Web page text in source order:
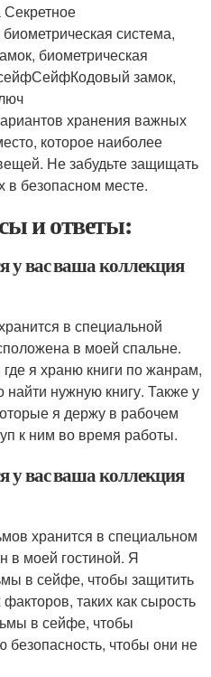
система,
биометрическая
замок,
хранения важных
которое наиболее
Не забудьте защищать
в безопасном месте.
и ответы:
у вас ваша коллекция
в специальной
в моей спальне.
я храню книги по жанрам,
найти нужную книгу. Также у
я держу в рабочем
к ним во время работы.
у вас ваша коллекция
хранится в специальном
в моей гостиной. Я
в сейфе, чтобы защитить
таких как сырость
в сейфе, чтобы
безопасность, чтобы они не